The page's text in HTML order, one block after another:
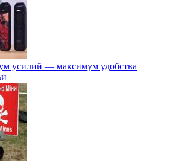
усилий — максимум удобства